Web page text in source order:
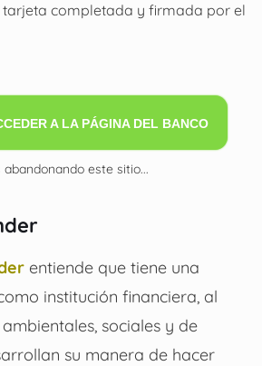
tarjeta completada y firmada por el
A LA PÁGINA DEL BANCO
abandonando este sitio...
entiende que tiene una
institución financiera, al
sociales y de
su manera de hacer